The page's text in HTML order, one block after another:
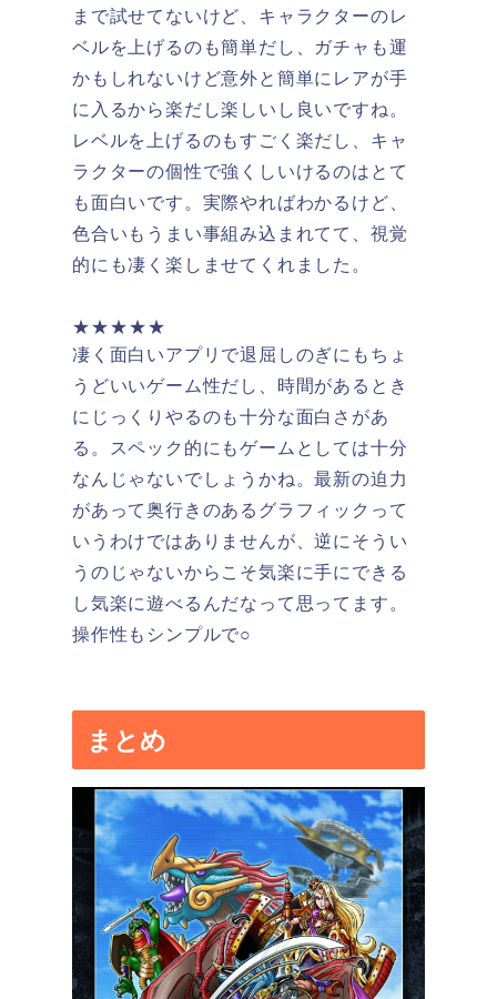
まで試せてないけど、キャラクターのレ
ベルを上げるのも簡単だし、ガチャも運
かもしれないけど意外と簡単にレアが手
に入るから楽だし楽しいし良いですね。
レベルを上げるのもすごく楽だし、キャ
ラクターの個性で強くしいけるのはとて
も面白いです。実際やればわかるけど、
色合いもうまい事組み込まれてて、視覚
的にも凄く楽しませてくれました。
★★★★★
凄く面白いアプリで退屈しのぎにもちょ
うどいいゲーム性だし、時間があるとき
にじっくりやるのも十分な面白さがあ
る。スペック的にもゲームとしては十分
なんじゃないでしょうかね。最新の迫力
があって奥行きのあるグラフィックって
いうわけではありませんが、逆にそうい
うのじゃないからこそ気楽に手にできる
し気楽に遊べるんだなって思ってます。
操作性もシンプルで○
まとめ